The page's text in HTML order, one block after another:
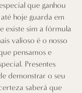
que ganhou
hoje guarda em
existe sim a fórmula
valioso é o nosso
pensamos e
Presentes
demonstrar o seu
saberá que